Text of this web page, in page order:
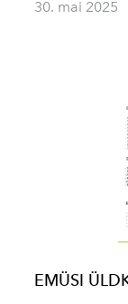
30. mai 2025
EMÜSI